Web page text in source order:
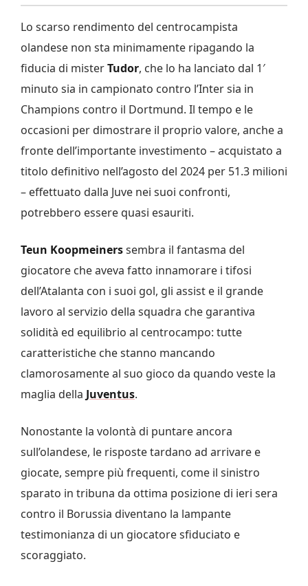
Lo scarso rendimento del centrocampista
olandese non sta minimamente ripagando la
fiducia di misterTudor, che lo ha lanciato dal 1′
minuto sia in campionato contro l’Inter sia in
Champions contro il Dortmund. Il tempo e le
occasioni per dimostrare il proprio valore, anche a
fronte dell’importante investimento – acquistato a
titolo definitivo nell’agosto del 2024 per 51.3 milioni
– effettuato dalla Juve nei suoi confronti,
potrebbero essere quasi esauriti.
Teun Koopmeinerssembra il fantasma del
giocatore che aveva fatto innamorare i tifosi
dell’Atalanta con i suoi gol, gli assist e il grande
lavoro al servizio della squadra che garantiva
solidità ed equilibrio al centrocampo: tutte
caratteristiche che stanno mancando
clamorosamente al suo gioco da quando veste la
maglia della Juventus.
Nonostante la volontà di puntare ancora
sull’olandese, le risposte tardano ad arrivare e
giocate, sempre più frequenti, come il sinistro
sparato in tribuna da ottima posizione di ieri sera
contro il Borussia diventano la lampante
testimonianza di un giocatore sfiduciato e
scoraggiato.